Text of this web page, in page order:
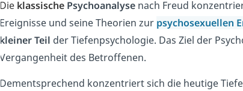
Die klassische Psychoanalyse nach Freud
Ereignisse und seine Theorien zur psychosexuellen
kleinerTeil der Tiefenpsychologie. Das Ziel der
Vergangenheit des Betroffenen.
Dementsprechend konzentriert sich die heutige